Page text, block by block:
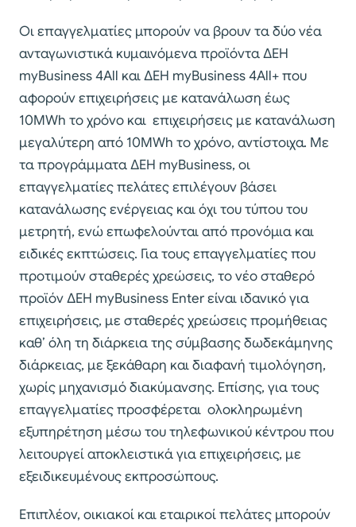
Οι επαγγελματίες μπορούν να βρουν τα δύο νέα
ανταγωνιστικά κυμαινόμενα προϊόντα ΔΕΗ
myBusiness 4All και ΔΕΗ myBusiness 4All+ που
αφορούν επιχειρήσεις με κατανάλωση έως
10MWh το χρόνο και επιχειρήσεις με κατανάλωση
μεγαλύτερη από 10MWh το χρόνο, αντίστοιχα. Με
τα προγράμματα ΔΕΗ myBusiness, οι
επαγγελματίες πελάτες επιλέγουν βάσει
κατανάλωσης ενέργειας και όχι του τύπου του
μετρητή, ενώ επωφελούνται από προνόμια και
ειδικές εκπτώσεις. Για τους επαγγελματίες που
προτιμούν σταθερές χρεώσεις, το νέο σταθερό
προϊόν ΔΕΗ myBusiness Enter είναι ιδανικό για
επιχειρήσεις, με σταθερές χρεώσεις προμήθειας
καθ’ όλη τη διάρκεια της σύμβασης δωδεκάμηνης
διάρκειας, με ξεκάθαρη και διαφανή τιμολόγηση,
χωρίς μηχανισμό διακύμανσης. Επίσης, για τους
επαγγελματίες προσφέρεται ολοκληρωμένη
εξυπηρέτηση μέσω του τηλεφωνικού κέντρου που
λειτουργεί αποκλειστικά για επιχειρήσεις, με
εξειδικευμένους εκπροσώπους.
Επιπλέον, οικιακοί και εταιρικοί πελάτες μπορούν